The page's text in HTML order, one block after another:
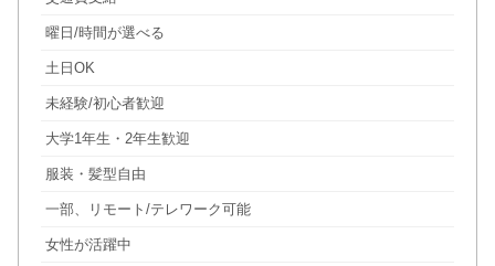
曜日/時間が選べる
土日OK
未経験/初心者歓迎
大学1年生・2年生歓迎
服装・髪型自由
一部、リモート/テレワーク可能
女性が活躍中